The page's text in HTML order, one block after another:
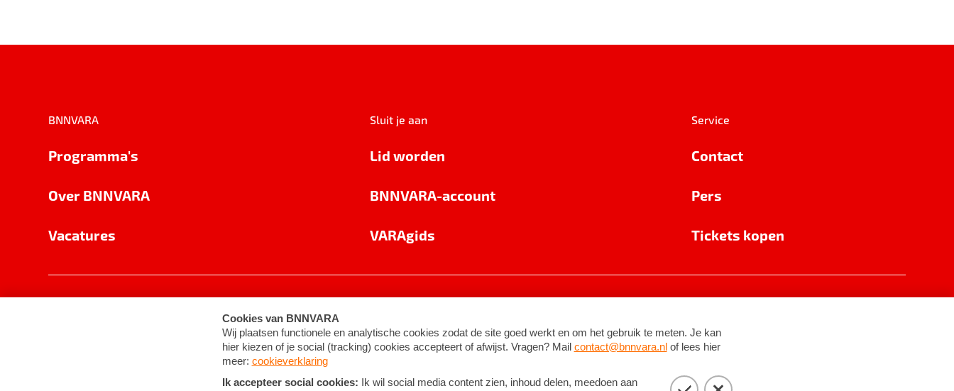
BNNVARA
Programma's
Over BNNVARA
Vacatures
Sluit je aan
Lid worden
BNNVARA-account
VARAgids
Service
Contact
Pers
Tickets kopen
Cookie-instellingen Algemene voorwaarden ©2026BNNVARA